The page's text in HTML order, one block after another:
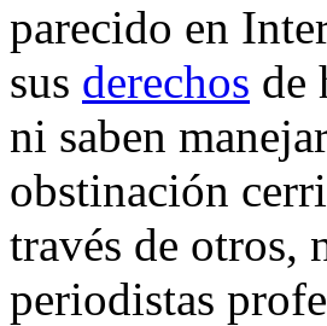
parecido en
sus derechos de
ni saben
obstinación
través de otros,
periodistas